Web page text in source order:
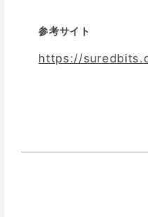
参考サイト
https://